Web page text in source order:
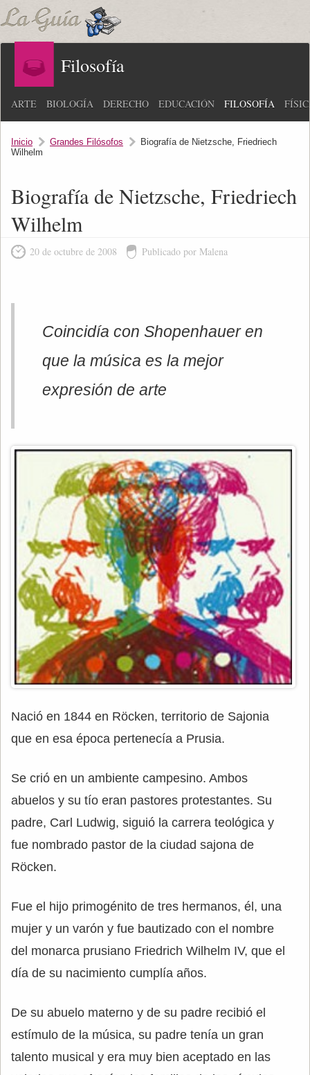
Filosofía
ARTE BIOLOGÍA DERECHO EDUCACIÓN FILOSOFÍA
Inicio Grandes Filósofos
Biografía de Nietzsche, Friedriech
Wilhelm
Biografía de Nietzsche, Friedriech
Wilhelm
20 de octubre de 2008 Publicado por Malena
Coincidía con Shopenhauer en
que la música es la mejor
expresión de arte
Nació en 1844 en Röcken, territorio de Sajonia
que en esa época pertenecía a Prusia.
Se crió en un ambiente campesino. Ambos
abuelos y su tío eran pastores protestantes. Su
padre, Carl Ludwig, siguió la carrera teológica y
fue nombrado pastor de la ciudad sajona de
Röcken.
Fue el hijo primogénito de tres hermanos, él, una
mujer y un varón y fue bautizado con el nombre
del monarca prusiano Friedrich Wilhelm IV, que el
día de su nacimiento cumplía años.
De su abuelo materno y de su padre recibió el
estímulo de la música, su padre tenía un gran
talento musical y era muy bien aceptado en las